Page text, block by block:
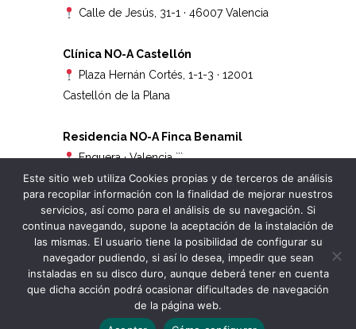
Calle de Jesús, 31-1 · 46007 Valencia
Clínica NO-A Castellón
Plaza Hernán Cortés, 1-1-3 · 12001
Castellón de la Plana
Residencia NO-A Finca Benamil
Enguera · Valencia```
Copyright © 2022 - 2026 No-A - All Rights Reserved
Este sitio web utiliza Cookies propias y de terceros de análisis
para recopilar información con la finalidad de mejorar nuestros
servicios, así como para el análisis de su navegación. Si
continua navegando, supone la aceptación de la instalación de
las mismas. El usuario tiene la posibilidad de configurar su
navegador pudiendo, si así lo desea, impedir que sean
instaladas en su disco duro, aunque deberá tener en cuenta
que dicha acción podrá ocasionar dificultades de navegación
de la página web.